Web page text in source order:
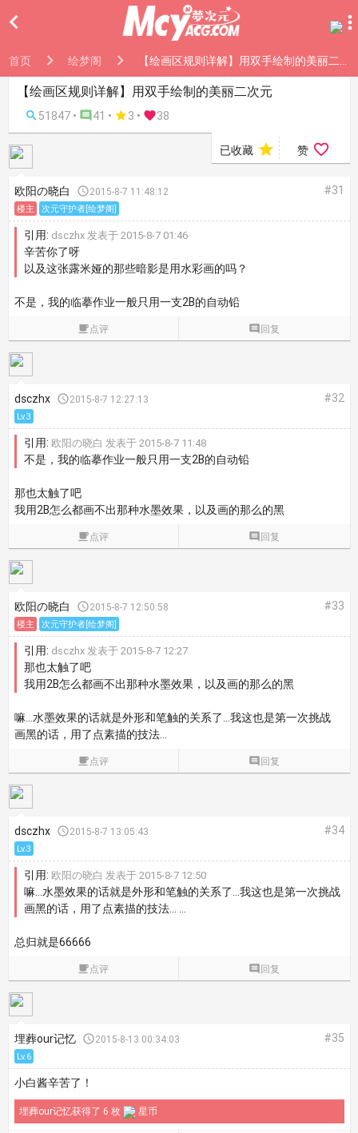

首页 绘梦阁 【绘画区规则详解】用双手绘制的美丽二次元
【绘画区规则详解】用双手绘制的美丽二次元
 51847 •  41 • 3 • 38
已收藏  赞 
欧阳の晓白 2015-8-7 11:48:12 #31
楼主 次元守护者[绘梦阁]
引用: dsczhx 发表于 2015-8-7 01:46
辛苦你了呀
以及这张露米娅的那些暗影是用水彩画的吗？
不是，我的临摹作业一般只用一支2B的自动铅
点评  回复
dsczhx 2015-8-7 12:27:13 #32
Lv.3
引用: 欧阳の晓白 发表于 2015-8-7 11:48
不是，我的临摹作业一般只用一支2B的自动铅
那也太触了吧
我用2B怎么都画不出那种水墨效果，以及画的那么的黑
点评  回复
欧阳の晓白 2015-8-7 12:50:58 #33
楼主 次元守护者[绘梦阁]
引用: dsczhx 发表于 2015-8-7 12:27
那也太触了吧
我用2B怎么都画不出那种水墨效果，以及画的那么的黑
嘛...水墨效果的话就是外形和笔触的关系了...我这也是第一次挑战
画黑的话，用了点素描的技法...
点评  回复
dsczhx 2015-8-7 13:05:43 #34
Lv.3
引用: 欧阳の晓白 发表于 2015-8-7 12:50
嘛...水墨效果的话就是外形和笔触的关系了...我这也是第一次挑战
画黑的话，用了点素描的技法... ...
总归就是66666
点评  回复
埋葬our记忆 2015-8-13 00:34:03 #35
Lv.6
小白酱辛苦了！
埋葬our记忆获得了 6 枚 星币